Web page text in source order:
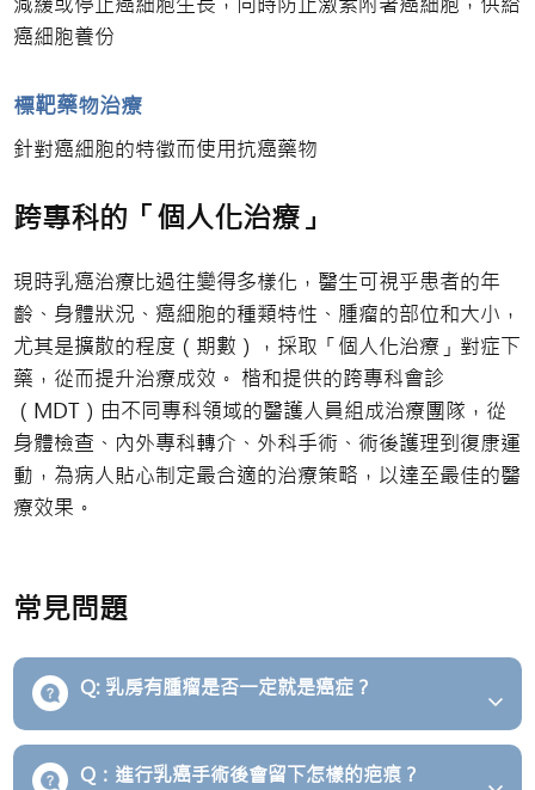
癌細胞養份
標靶藥物治療
針對癌細胞的特徵而使用抗癌藥物
跨專科的「個人化治療」
現時乳癌治療比過往變得多樣化，醫生可視乎患者的年
齡、身體狀況、癌細胞的種類特性、腫瘤的部位和大小，
尤其是擴散的程度（期數），採取「個人化治療」對症下
藥，從而提升治療成效。 楷和提供的跨專科會診
（MDT）由不同專科領域的醫護人員組成治療團隊，從
身體檢查、內外專科轉介、外科手術、術後護理到復康運
動，為病人貼心制定最合適的治療策略，以達至最佳的醫
療效果。
常見問題
Q: 乳房有腫瘤是否一定就是癌症？
Q：進行乳癌手術後會留下怎樣的疤痕？